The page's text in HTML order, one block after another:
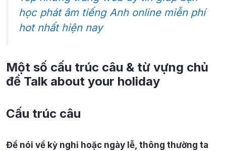
học phát âm tiếng Anh online miễn phí
hot nhất hiện nay
Một số cấu trúc câu & từ vựng chủ
đề Talk about your holiday
Cấu trúc câu
Để nói về kỳ nghỉ hoặc ngày lễ, thông thường ta